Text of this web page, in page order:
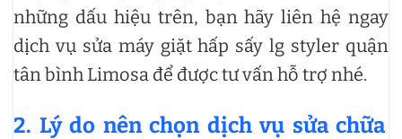
những dấu hiệu trên, bạn hãy liên hệ ngay
dịch vụ sửa máy giặt hấp sấy lg styler quận
tân bình Limosa để được tư vấn hỗ trợ nhé.
2. Lý do nên chọn dịch vụ sửa chữa